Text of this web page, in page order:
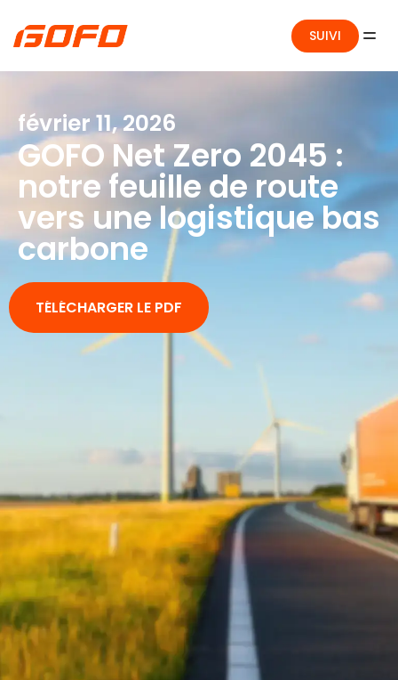
SUIVI
février 11, 2026
GOFO Net Zero 2045 :
notre feuille de route
vers une logistique bas
carbone
TÉLÉCHARGER LE PDF